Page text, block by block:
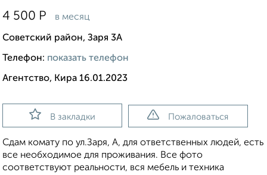
4 500 Р в месяц
Советский район, Заря 3А
Телефон: показать телефон
Агентство, Кира 16.01.2023
В закладки Пожаловаться
Сдам комату по ул.Заря, А, для ответственных людей, есть
все необходимое для проживания. Все фото
соответствуют реальности, вся мебель и техника